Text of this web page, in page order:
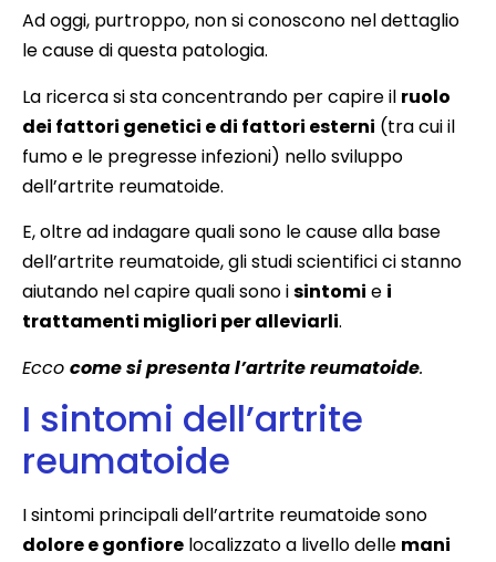
Ad oggi, purtroppo, non si conoscono nel dettaglio
le cause di questa patologia.
La ricerca si sta concentrando per capire il ruolo
dei fattori genetici e di fattori esterni (tra cui il
fumo e le pregresse infezioni) nello sviluppo
dell’artrite reumatoide.
E, oltre ad indagare quali sono le cause alla base
dell’artrite reumatoide, gli studi scientifici ci stanno
aiutando nel capire quali sono isintomi e i
trattamenti migliori per alleviarli.
Ecco come si presenta l’artrite reumatoide.
I sintomi dell’artrite
reumatoide
I sintomi principali dell’artrite reumatoide sono
dolore e gonfiore localizzato a livello delle mani